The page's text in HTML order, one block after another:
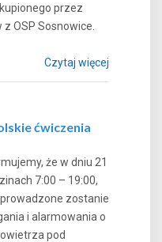
przez
z OSP Sosnowice.
Czytaj więcej
ćwiczenia
że w dniu 21
7:00 – 19:00,
zostanie
i alarmowania o
pod